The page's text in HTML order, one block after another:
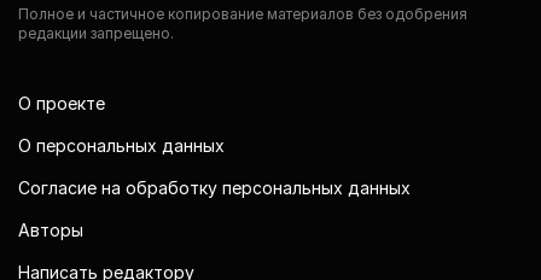
Полное и частичное копирование материалов без одобрения
редакции запрещено.
О проекте
О персональных данных
Согласие на обработку персональных данных
Авторы
Написать редактору